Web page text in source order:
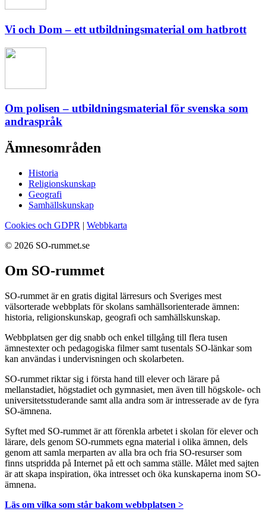
Vi och Dom – ett utbildningsmaterial om hatbrott
Om polisen – utbildningsmaterial för svenska som
andraspråk
Ämnesområden
Historia
Religionskunskap
Geografi
Samhällskunskap
Cookies och GDPR | Webbkarta
© 2026 SO-rummet.se
Om SO-rummet
SO-rummet är en gratis digital lärresurs och Sveriges mest
välsorterade webbplats för skolans samhällsorienterade ämnen:
historia, religionskunskap, geografi och samhällskunskap.
Webbplatsen ger dig snabb och enkel tillgång till flera tusen
ämnestexter och pedagogiska filmer samt tusentals SO-länkar som
kan användas i undervisningen och skolarbeten.
SO-rummet riktar sig i första hand till elever och lärare på
mellanstadiet, högstadiet och gymnasiet, men även till högskole- och
universitetsstuderande samt alla andra som är intresserade av de fyra
SO-ämnena.
Syftet med SO-rummet är att förenkla arbetet i skolan för elever och
lärare, dels genom SO-rummets egna material i olika ämnen, dels
genom att samla merparten av alla bra och fria SO-resurser som
finns utspridda på Internet på ett och samma ställe. Målet med sajten
är att skapa inspiration, öka intresset och öka kunskaperna inom SO-
ämnena.
Läs om vilka som står bakom webbplatsen >